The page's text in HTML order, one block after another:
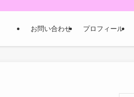
お問い合わせ プロフィール